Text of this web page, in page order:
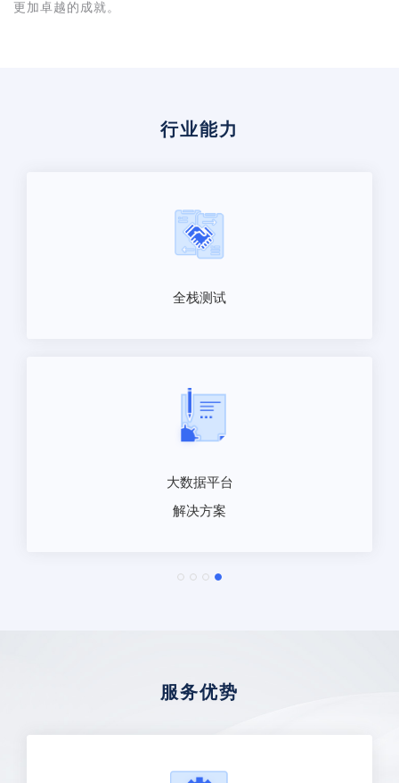
更加卓越的成就。
行业能力
全栈测试
大数据平台
解决方案
服务优势